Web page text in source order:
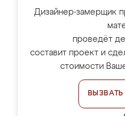
Дизайнер-замерщик
проведёт
составит проект и
стоимости